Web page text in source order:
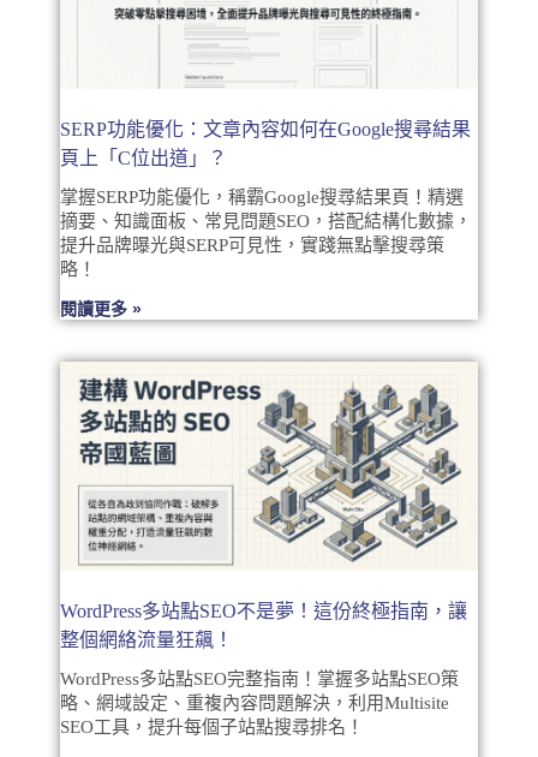
SERP功能優化：文章內容如何在Google搜尋結果
頁上「C位出道」？
掌握SERP功能優化，稱霸Google搜尋結果頁！精選
摘要、知識面板、常見問題SEO，搭配結構化數據，
提升品牌曝光與SERP可見性，實踐無點擊搜尋策
略！
閱讀更多 »
WordPress多站點SEO不是夢！這份終極指南，讓
整個網絡流量狂飆！
WordPress多站點SEO完整指南！掌握多站點SEO策
略、網域設定、重複內容問題解決，利用Multisite
SEO工具，提升每個子站點搜尋排名！